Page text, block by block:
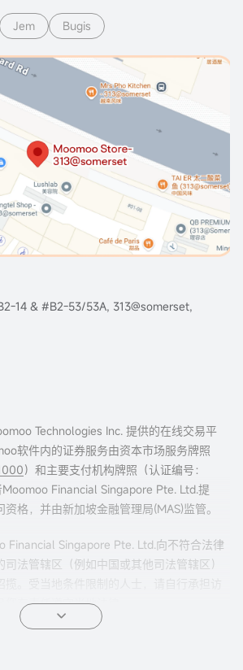
Jem Bugis
14 & #B2-53/53A, 313@somerset,
Technologies Inc. 提供的在线交易平
软件内的证券服务由资本市场服务牌照
）和主要支付机构牌照（认证编号：
Moomoo Financial Singapore Pte. Ltd.提
格，并由新加坡金融管理局(MAS)监管。
Financial Singapore Pte. Ltd.向不符合法律
法管辖区（例如中国或其他司法管辖区）
您有责任遵守当地法律。